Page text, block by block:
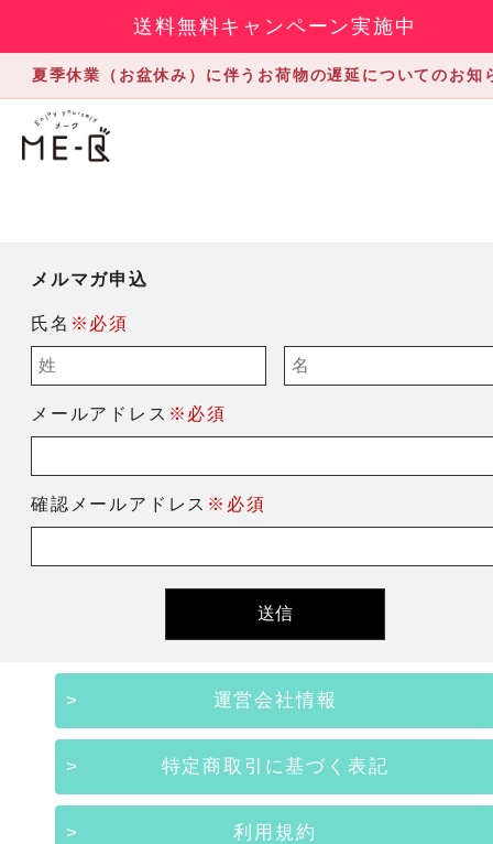
送料無料キャンペーン実施中
夏季休業（お盆休み）に伴うお荷物の遅延についてのお知
メルマガ申込
氏名 ※必須
メールアドレス ※必須
確認メールアドレス ※必須
運営会社情報
特定商取引に基づく表記
利用規約